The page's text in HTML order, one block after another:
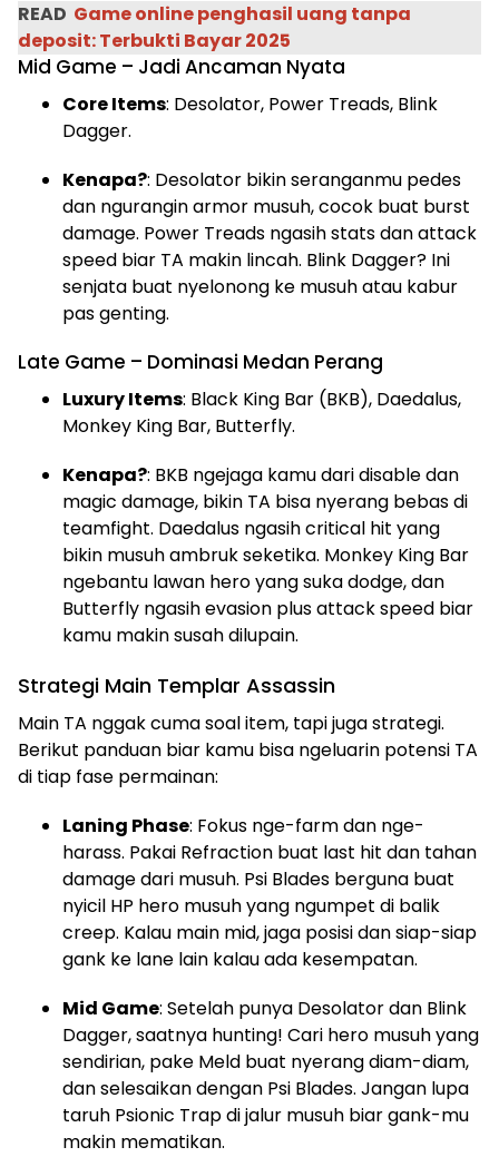
READ Game online penghasil uang tanpa
deposit: Terbukti Bayar 2025
Mid Game – Jadi Ancaman Nyata
Core Items: Desolator, Power Treads, Blink
Dagger.
Kenapa?: Desolator bikin seranganmu pedes
dan ngurangin armor musuh, cocok buat burst
damage. Power Treads ngasih stats dan attack
speed biar TA makin lincah. Blink Dagger? Ini
senjata buat nyelonong ke musuh atau kabur
pas genting.
Late Game – Dominasi Medan Perang
Luxury Items: Black King Bar (BKB), Daedalus,
Monkey King Bar, Butterfly.
Kenapa?: BKB ngejaga kamu dari disable dan
magic damage, bikin TA bisa nyerang bebas di
teamfight. Daedalus ngasih critical hit yang
bikin musuh ambruk seketika. Monkey King Bar
ngebantu lawan hero yang suka dodge, dan
Butterfly ngasih evasion plus attack speed biar
kamu makin susah dilupain.
Strategi Main Templar Assassin
Main TA nggak cuma soal item, tapi juga strategi.
Berikut panduan biar kamu bisa ngeluarin potensi TA
di tiap fase permainan:
Laning Phase: Fokus nge-farm dan nge-
harass. Pakai Refraction buat last hit dan tahan
damage dari musuh. Psi Blades berguna buat
nyicil HP hero musuh yang ngumpet di balik
creep. Kalau main mid, jaga posisi dan siap-siap
gank ke lane lain kalau ada kesempatan.
Mid Game: Setelah punya Desolator dan Blink
Dagger, saatnya hunting! Cari hero musuh yang
sendirian, pake Meld buat nyerang diam-diam,
dan selesaikan dengan Psi Blades. Jangan lupa
taruh Psionic Trap di jalur musuh biar gank-mu
makin mematikan.